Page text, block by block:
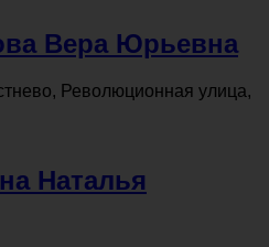
Вера Юрьевна
Революционная улица,
Наталья